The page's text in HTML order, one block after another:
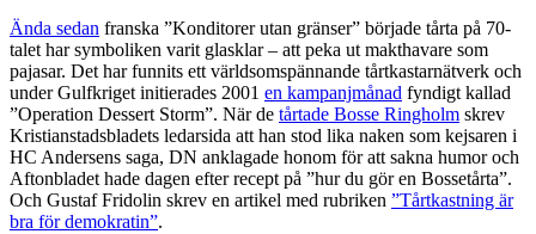
Ända sedan franska ”Konditorer utan gränser” började tårta på 70-
talet har symboliken varit glasklar – att peka ut makthavare som
pajasar. Det har funnits ett världsomspännande tårtkastarnätverk och
under Gulfkriget initierades 2001 en kampanjmånad fyndigt kallad
”Operation Dessert Storm”. När de tårtade Bosse Ringholm skrev
Kristianstadsbladets ledarsida att han stod lika naken som kejsaren i
HC Andersens saga, DN anklagade honom för att sakna humor och
Aftonbladet hade dagen efter recept på ”hur du gör en Bossetårta”.
Och Gustaf Fridolin skrev en artikel med rubriken ”Tårtkastning är
bra för demokratin”.